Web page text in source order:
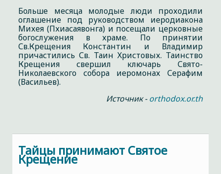
Больше месяца молодые люди проходили
оглашение под руководством иеродиакона
Михея (Пхиасаявонга) и посещали церковные
богослужения в храме. По принятии
Св.Крещения Константин и Владимир
причастились Св. Таин Христовых. Таинство
Крещения свершил ключарь Свято-
Николаевского собора иеромонах Серафим
(Васильев).
Источник -orthodox.or.th
Тайцы принимают Святое
Крещение